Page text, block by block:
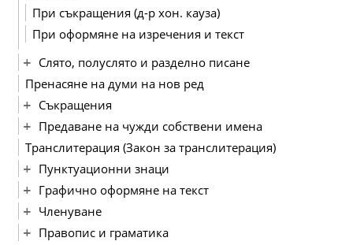
При съкращения (д-р хон. кауза)
При оформяне на изречения и текст
Слято, полуслято и разделно писане
Пренасяне на думи на нов ред
Съкращения
Предаване на чужди собствени имена
Транслитерация (Закон за транслитерация)
Пунктуационни знаци
Графично оформяне на текст
Членуване
Правопис и граматика